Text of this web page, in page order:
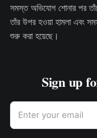
সমস্ত অভিযোগ শোনার পর
তাঁর উপর হওয়া হামলা এবং
শুরু করা হয়েছে।
Sign up
Enter your email